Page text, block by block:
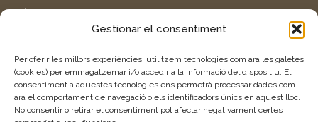
Gestionar el consentiment
Per oferir les millors experiències, utilitzem tecnologies com ara les galetes
(cookies) per emmagatzemar i/o accedir a la informació del dispositiu. El
consentiment a aquestes tecnologies ens permetrà processar dades com
ara el comportament de navegació o els identificadors únics en aquest lloc.
No consentir o retirar el consentiment pot afectar negativament certes
Política de Cookies
Vull rebre més informació